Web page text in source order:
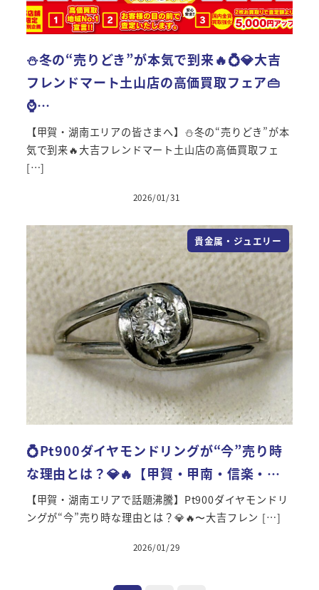
⛄冬の“売りどき”が本気で到来🔥💍💎大吉
フレンドマート土山店の高価買取フェア👜
⌚…
【甲賀・湖南エリアの皆さまへ】⛄冬の“売りどき”が本
気で到来🔥大吉フレンドマート土山店の高価買取フェ
[…]
投稿日
2026/01/31
貴金属・ジュエリー
💍Pt900ダイヤモンドリングが“今”売り時
な理由とは？💎🔥【甲賀・甲南・信楽・…
【甲賀・湖南エリアで話題沸騰】Pt900ダイヤモンドリ
ングが“今”売り時な理由とは？💎🔥〜大吉フレン […]
投稿日
2026/01/29